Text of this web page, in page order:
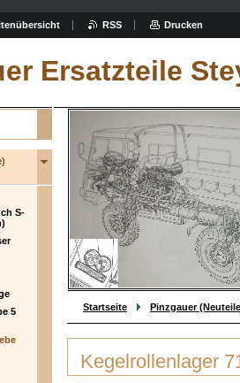
Ersatzteile
Startseite Pinzgauer
Kegelrollenlager
S-
5
RSS Drucken